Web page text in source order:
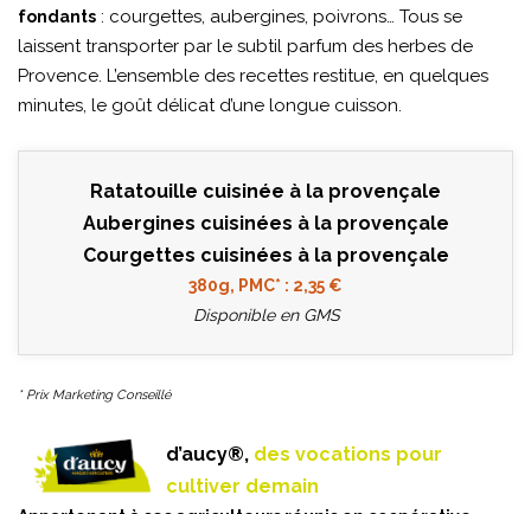
fondants : courgettes, aubergines, poivrons… Tous se
laissent transporter par le subtil parfum des herbes de
Provence. L’ensemble des recettes restitue, en quelques
minutes, le goût délicat d’une longue cuisson.
Ratatouille cuisinée à la provençale
Aubergines cuisinées à la provençale
Courgettes cuisinées à la provençale
380g, PMC* : 2,35 €
Disponible en GMS
* Prix Marketing Conseillé
d’aucy®, des vocations pour
cultiver demain